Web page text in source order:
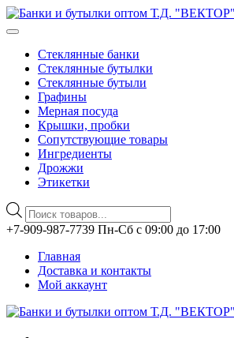
Стеклянные банки
Стеклянные бутылки
Стеклянные бутыли
Графины
Мерная посуда
Крышки, пробки
Сопутствующие товары
Ингредиенты
Дрожжи
Этикетки
Поиск
товаров
Перейти
содержимому
+7-909-987-7739 Пн-Сб с 09:00 до 17:00
Главная
Доставка и контакты
Мой аккаунт